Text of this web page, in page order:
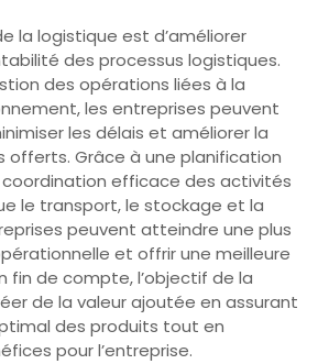
la logistique est d’améliorer
des processus logistiques.
des opérations liées à la
les entreprises peuvent
les délais et améliorer la
offerts. Grâce à une planification
efficace des activités
le transport, le stockage et la
peuvent atteindre une plus
et offrir une meilleure
fin de compte, l’objectif de la
de la valeur ajoutée en assurant
des produits tout en
pour l’entreprise.